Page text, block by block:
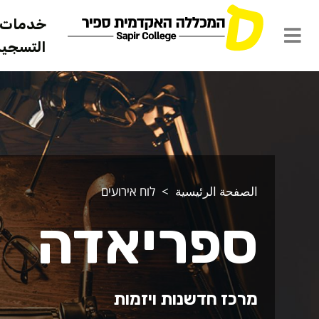
خدمات
الصفحة الرئيسية לוח אירועים
ספריאדה
מרכז חדשנות ויזמות